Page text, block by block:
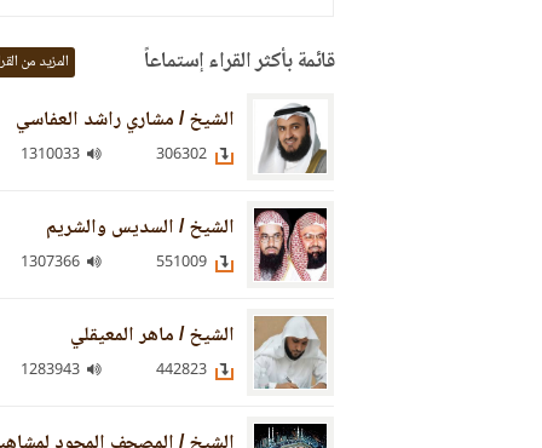
قائمة بأكثر القراء إستماعاً المزيد من
الشيخ / مشاري راشد العفاسي
الشيخ / السديس والشريم
الشيخ / ماهر المعيقلي